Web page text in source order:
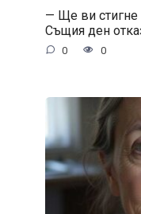
— Ще ви стигне
Същия ден
0 0